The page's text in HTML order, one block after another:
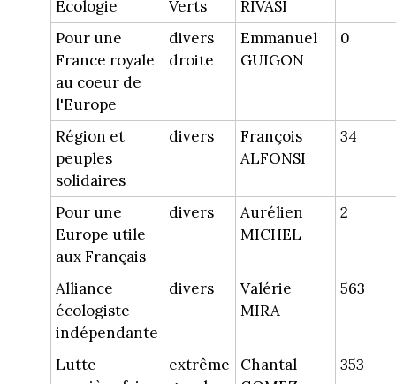
Ecologie
Verts
RIVASI
Pour une
France royale
au coeur de
l'Europe
divers
droite
Emmanuel
GUIGON
0
Région et
peuples
solidaires
divers
François
ALFONSI
34
Pour une
Europe utile
aux Français
divers
Aurélien
MICHEL
2
Alliance
écologiste
indépendante
divers
Valérie
MIRA
563
Lutte
extrême
Chantal
353